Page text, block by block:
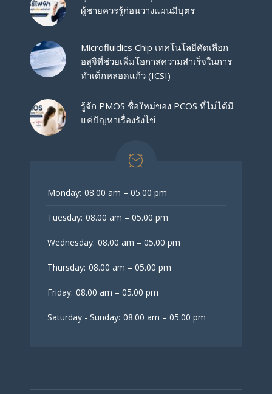
ผู้ชายควรรู้ก่อนวางแผนมีบุตร
Microfluidics Chip เทคโนโลยีคัดเลือก
อสุจิที่ช่วยเพิ่มโอกาสความสำเร็จในการ
ทำเด็กหลอดแก้ว (ICSI)
รู้จัก PMOS ชื่อใหม่ของ PCOS ที่ไม่ได้มี
แค่ปัญหาเรื่องรังไข่
Monday: 08.00 am – 05.00 pm
Tuesday: 08.00 am – 05.00 pm
Wednesday: 08.00 am – 05.00 pm
Thursday: 08.00 am – 05.00 pm
Friday: 08.00 am – 05.00 pm
Saturday - Sunday: 08.00 am – 05.00 pm